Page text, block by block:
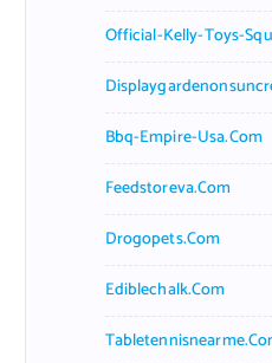
Official-Kelly-Toys-
Bbq-Empire-Usa.com
Feedstoreva.com
Drogopets.com
Ediblechalk.com